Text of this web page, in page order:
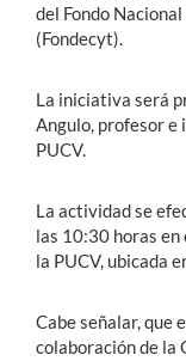
del Fondo
(Fondecyt).
La iniciativa será
Angulo, profesor e
PUCV.
La actividad se
las 10:30 horas en
la PUCV, ubicada
Cabe señalar, que
colaboración de la